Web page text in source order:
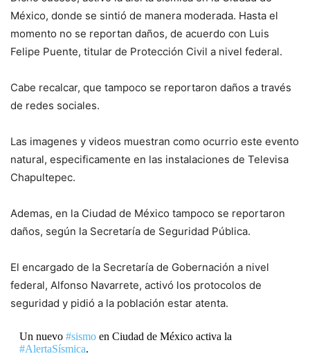
México, donde se sintió de manera moderada. Hasta el
momento no se reportan daños, de acuerdo con Luis
Felipe Puente, titular de Protección Civil a nivel federal.
Cabe recalcar, que tampoco se reportaron daños a través
de redes sociales.
Las imagenes y videos muestran como ocurrio este evento
natural, especificamente en las instalaciones de Televisa
Chapultepec.
Ademas, en la Ciudad de México tampoco se reportaron
daños, según la Secretaría de Seguridad Pública.
El encargado de la Secretaría de Gobernación a nivel
federal, Alfonso Navarrete, activó los protocolos de
seguridad y pidió a la población estar atenta.
Un nuevo #sismoen Ciudad de México activa la
#AlertaSísmica.